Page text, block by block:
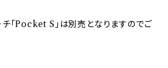
「Pocket S」は別売となりますのでご